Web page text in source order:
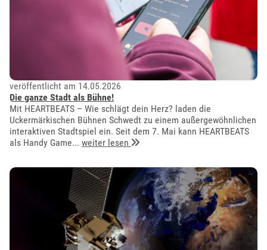
veröffentlicht am 14.05.2026
Die ganze Stadt als Bühne!
Mit HEARTBEATS – Wie schlägt dein Herz? laden die
Uckermärkischen Bühnen Schwedt zu einem außergewöhnlichen
interaktiven Stadtspiel ein. Seit dem 7. Mai kann HEARTBEATS
als Handy Game...weiter lesen